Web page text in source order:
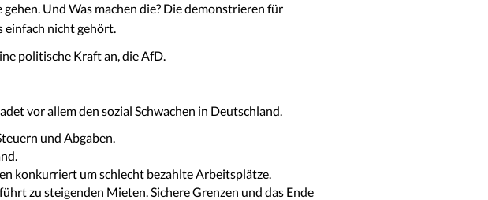
Und Was machen die? Die demonstrieren für
einfach nicht gehört.
politische Kraft an, die AfD.
vor allem den sozial Schwachen in Deutschland.
und Abgaben.
konkurriert um schlecht bezahlte Arbeitsplätze.
zu steigenden Mieten. Sichere Grenzen und das Ende